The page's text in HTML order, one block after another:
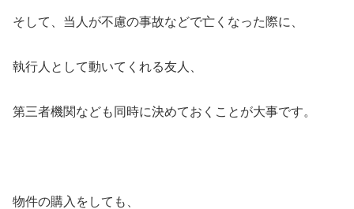
そして、当人が不慮の事故などで亡くなった際に、
執行人として動いてくれる友人、
第三者機関なども同時に決めておくことが大事です。
物件の購入をしても、